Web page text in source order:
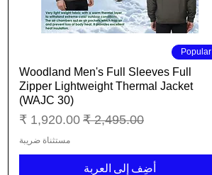
Popular
Woodland Men's Full Sleeves Full
Zipper Lightweight Thermal Jacket
(WAJC 30)
سعر عادي سعر البيع
مستثناة ضريبة
أضِف إلى العربة